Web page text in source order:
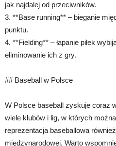
jak najdalej od przeciwników.
3. **Base running** – bieganie
punktu.
4. **Fielding** – łapanie piłek
eliminowanie ich z gry.
## Baseball w Polsce
W Polsce baseball zyskuje coraz
wiele klubów i lig, w których
reprezentacja baseballowa
międzynarodowej. Warto